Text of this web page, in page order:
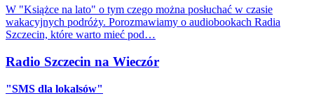
W "Książce na lato" o tym czego można posłuchać w czasie
wakacyjnych podróży. Porozmawiamy o audiobookach Radia
Szczecin, które warto mieć pod…
Radio Szczecin na Wieczór
"SMS dla lokalsów"